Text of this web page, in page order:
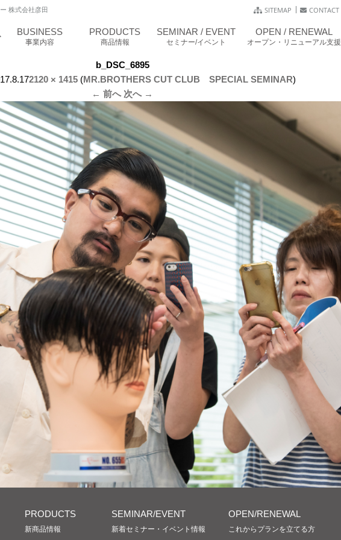
株式会社彦田 SITEMAP CONTACT
BUSINESS
事業内容
PRODUCTS
商品情報
SEMINAR / EVENT
セミナー/イベント
OPEN / RENEWAL
オープン・リニューアル支援
b_DSC_6895
2120 × 1415(MR.BROTHERS CUT CLUB SPECIAL SEMINAR)
← 前へ 次へ →
PRODUCTS
新商品情報
SEMINAR/EVENT
新着セミナー・イベント情報
OPEN/RENEWAL
これからプランを立てる方